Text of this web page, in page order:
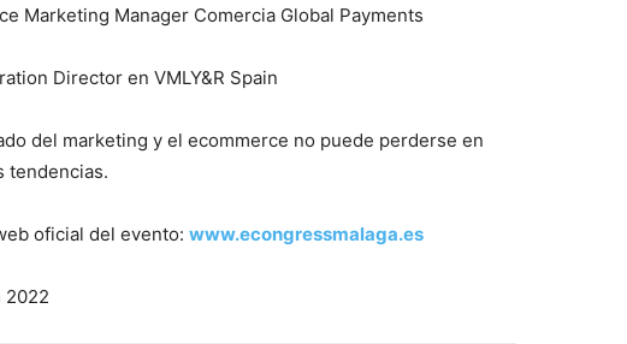
Marketing Manager Comercia Global Payments
Director en VMLY&R Spain
del marketing y el ecommerce no puede perderse en
tendencias.
oficial del evento: www.econgressmalaga.es
2022